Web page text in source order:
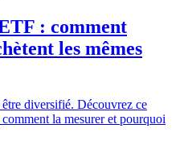
: comment
les mêmes
diversifié. Découvrez ce
la mesurer et pourquoi